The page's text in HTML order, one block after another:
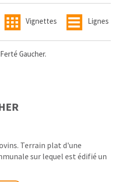
Vignettes Lignes
Gaucher.
Terrain plat d'une
sur lequel est édifié un